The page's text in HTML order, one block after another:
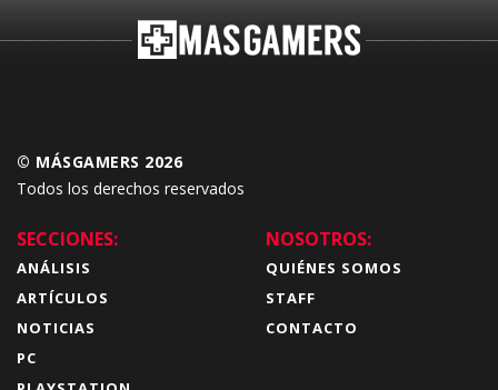
© MÁSGAMERS 2026
Todos los derechos reservados
SECCIONES:
ANÁLISIS
ARTÍCULOS
NOTICIAS
PC
NOSOTROS:
QUIÉNES SOMOS
STAFF
CONTACTO